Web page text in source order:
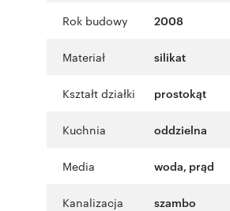
Rok budowy 2008
Materiał silikat
Kształt działki prostokąt
Kuchnia oddzielna
Media woda, prąd
Kanalizacja szambo